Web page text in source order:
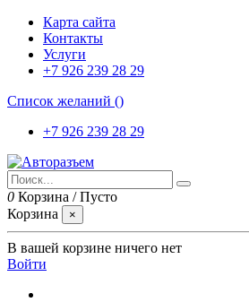
Карта сайта
Контакты
Услуги
+7 926 239 28 29
Список желаний ()
+7 926 239 28 29
0 Корзина /Пусто
Корзина
×
В вашей корзине ничего нет
Войти